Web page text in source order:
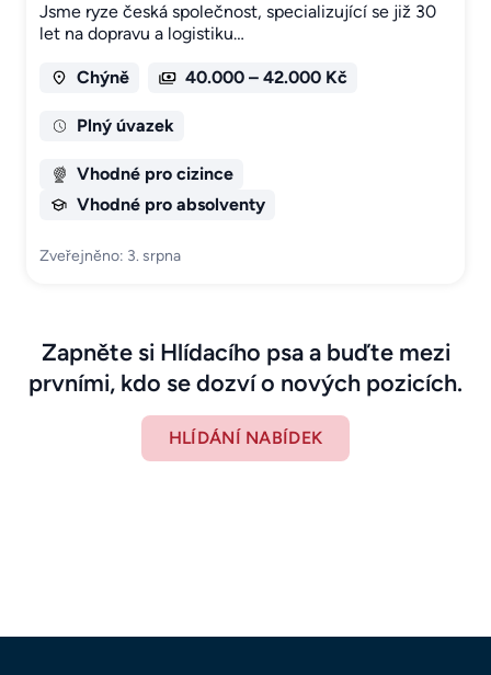
Jsme ryze česká společnost, specializující se již 30
let na dopravu a logistiku…
Chýně 40.000 – 42.000 Kč
Plný úvazek
Vhodné pro cizince
Vhodné pro absolventy
Zveřejněno: 3. srpna
Zapněte si Hlídacího psa a buďte mezi
prvními, kdo se dozví o nových pozicích.
HLÍDÁNÍ NABÍDEK